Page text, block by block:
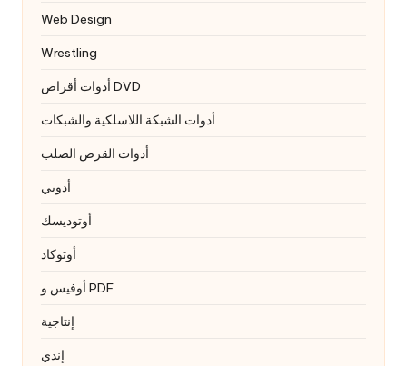
Web Design
Wrestling
أدوات أقراص DVD
أدوات الشبكة اللاسلكية والشبكات
أدوات القرص الصلب
أدوبي
أوتوديسك
أوتوكاد
أوفيس و PDF
إنتاجية
إندي